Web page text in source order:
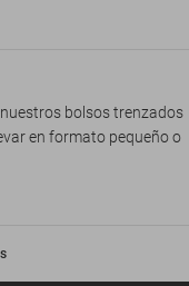
bolsos trenzados
en formato pequeño o